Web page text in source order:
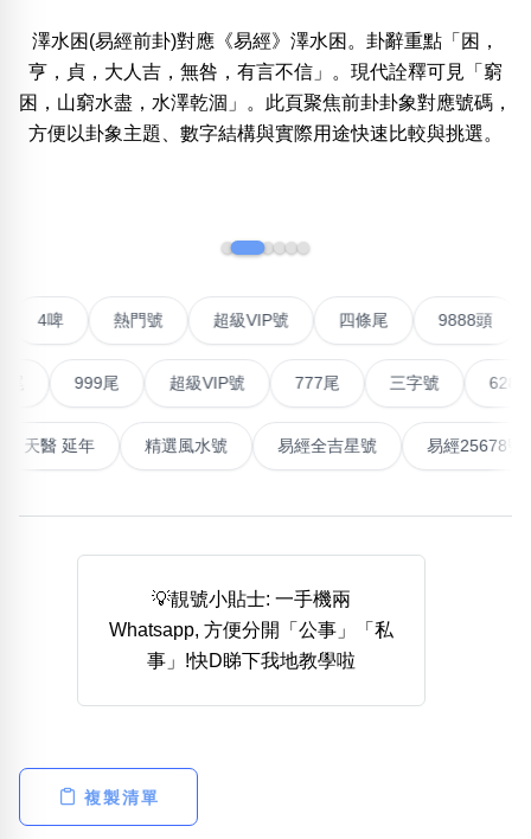
位置:
三 五 六 七
無0 無2無3無4無5 無7無8 無9
熱門分類
888尾
999尾 777尾 9字頭 6字頭
無4字
5萬以上 生天延 全吉星(全號)
清除全部分類
高級分類 i
澤水困(易經前卦)對應《易經》澤水困。卦辭重點「困，
亨，貞，大人吉，無咎，有言不信」。現代詮釋可見「窮
困，山窮水盡，水澤乾涸」。此頁聚焦前卦卦象對應號碼，
方便以卦象主題、數字結構與實際用途快速比較與挑選。
聯號 4啤 熱門號 超級VIP號 四條尾
超級VIP號 777尾 三字號 6288頭
高能量生氣 天醫 延年 精選風水號 易經全吉星號 易
💡靚號小貼士: 一手機兩
Whatsapp, 方便分開「公事」「私
事」!快D睇下我地教學啦
複製清單